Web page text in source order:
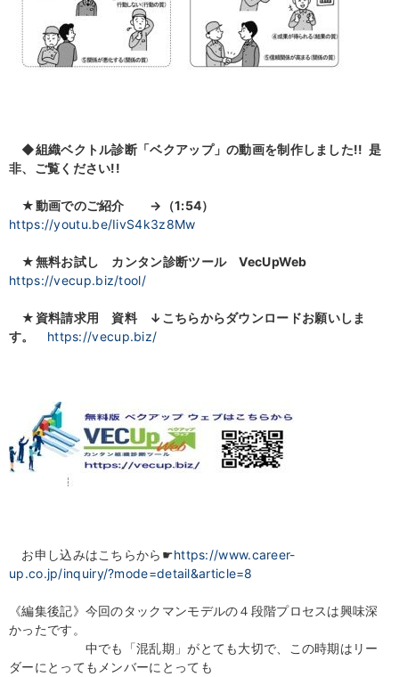
◆組織ベクトル診断「ベクアップ」の動画を制作しました!! 是
非、ご覧ください!!
★動画でのご紹介 →（1:54）
https://youtu.be/IivS4k3z8Mw
★無料お試し カンタン診断ツール VecUpWeb
https://vecup.biz/tool/
★資料請求用 資料 ↓こちらからダウンロードお願いしま
す。 https://vecup.biz/
お申し込みはこちらから☛https://www.career-
up.co.jp/inquiry/?mode=detail&article=8
《編集後記》今回のタックマンモデルの４段階プロセスは興味深
かったです。
中でも「混乱期」がとても大切で、この時期はリー
ダーにとってもメンバーにとっても